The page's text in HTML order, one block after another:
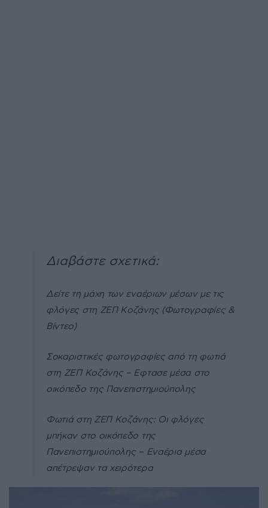
Διαβάστε σχετικά:
Δείτε τη μάχη των εναέριων μέσων με τις
φλόγες στη ΖΕΠ Κοζάνης (Φωτογραφίες &
Βίντεο)
Σοκαριστικές φωτογραφίες από τη φωτιά
στη ΖΕΠ Κοζάνης – Εφτασε μέσα στο
οικόπεδο της Πανεπιστημιούπολης
Φωτιά στη ΖΕΠ Κοζάνης: Οι φλόγες
μπήκαν στο οικόπεδο της
Πανεπιστημιούπολης – Εναέρια μέσα
απέτρεψαν τα χειρότερα